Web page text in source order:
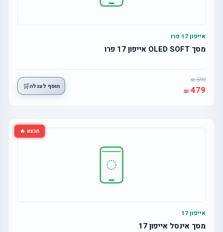
אייפון 17 פרו
מסך OLED SOFT אייפון 17 פרו
590
479 הוסף לעגלה🛒
מבצע 🔥
אייפון 17
מסך אינסל אייפון 17